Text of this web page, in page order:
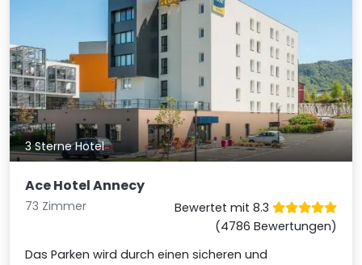
3 Sterne Hotel
Ace Hotel Annecy
73 Zimmer
Bewertet mit 8.3
(4786 Bewertungen)
Das Parken wird durch einen sicheren und